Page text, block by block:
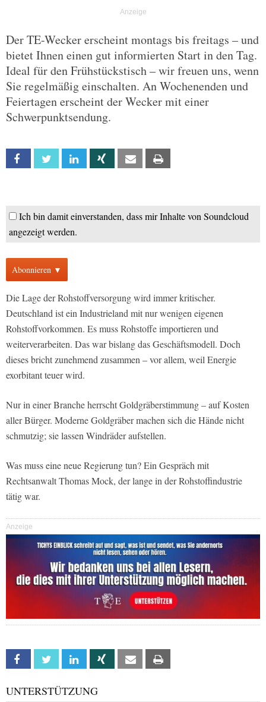
Der TE-Wecker erscheint montags bis freitags – und
bietet Ihnen einen gut informierten Start in den Tag.
Ideal für den Frühstückstisch – wir freuen uns, wenn
Sie regelmäßig einschalten. An Wochenenden und
Feiertagen erscheint der Wecker mit einer
Schwerpunktsendung.
Facebook Twitter Linkedin Xing Email
Ich bin damit einverstanden, dass mir Inhalte von Soundcloud
angezeigt werden.
Abonnieren ▼
Die Lage der Rohstoffversorgung wird immer kritischer.
Deutschland ist ein Industrieland mit nur wenigen eigenen
Rohstoffvorkommen. Es muss Rohstoffe importieren und
weiterverarbeiten. Das war bislang das Geschäftsmodell. Doch
dieses bricht zunehmend zusammen – vor allem, weil Energie
exorbitant teuer wird.
Nur in einer Branche herrscht Goldgräberstimmung – auf Kosten
aller Bürger. Moderne Goldgräber machen sich die Hände nicht
schmutzig; sie lassen Windräder aufstellen.
Was muss eine neue Regierung tun? Ein Gespräch mit
Rechtsanwalt Thomas Mock, der lange in der Rohstoffindustrie
tätig war.
Anzeige
Facebook Twitter Linkedin Xing Email
UNTERSTÜTZUNG